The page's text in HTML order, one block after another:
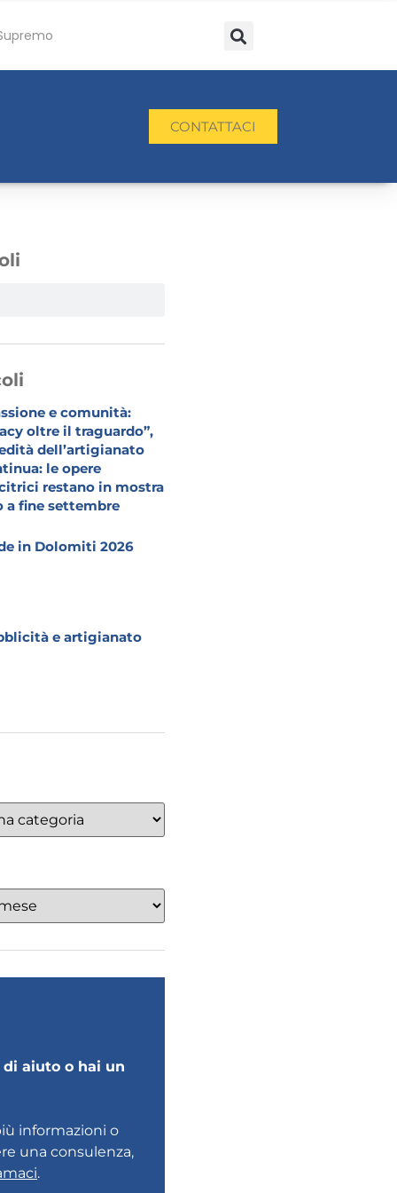
CONTATTACI
e comunità:
oltre il traguardo”,
dell’artigianato
le opere
restano in mostra
a fine settembre
in Dolomiti 2026
e artigianato
aiuto o hai un
informazioni o
una consulenza,
.